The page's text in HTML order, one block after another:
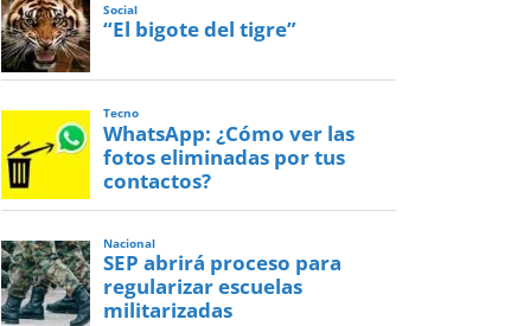
Social
“El bigote del tigre”
Tecno
WhatsApp: ¿Cómo ver las
fotos eliminadas por tus
contactos?
Nacional
SEP abrirá proceso para
regularizar escuelas
militarizadas